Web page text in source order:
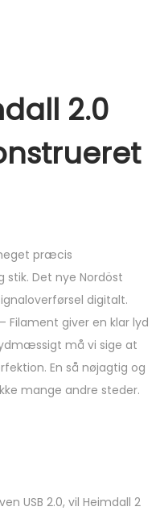
2.0
præcis
stik. Det nye Nordöst
digitalt.
Filament giver en klar lyd
må vi sige at
En så nøjagtig og
mange andre steder.
USB 2.0, vil Heimdall 2